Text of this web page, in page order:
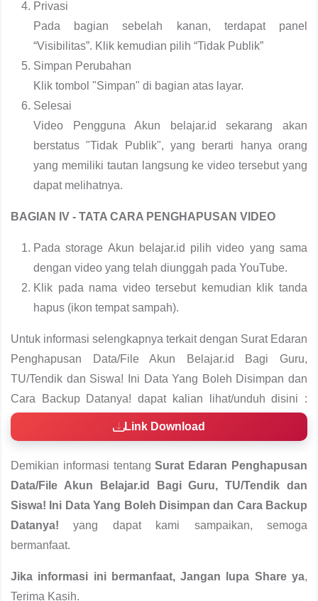
Privasi
Pada bagian sebelah kanan, terdapat panel
“Visibilitas”. Klik kemudian pilih “Tidak Publik”
Simpan Perubahan
Klik tombol "Simpan" di bagian atas layar.
Selesai
Video Pengguna Akun belajar.id sekarang akan
berstatus "Tidak Publik", yang berarti hanya orang
yang memiliki tautan langsung ke video tersebut yang
dapat melihatnya.
BAGIAN IV - TATA CARA PENGHAPUSAN VIDEO
Pada storage Akun belajar.id pilih video yang sama
dengan video yang telah diunggah pada YouTube.
Klik pada nama video tersebut kemudian klik tanda
hapus (ikon tempat sampah).
Untuk informasi selengkapnya terkait dengan Surat Edaran
Penghapusan Data/File Akun Belajar.id Bagi Guru,
TU/Tendik dan Siswa! Ini Data Yang Boleh Disimpan dan
Cara Backup Datanya! dapat kalian lihat/unduh disini :
Link Download
Demikian informasi tentangSurat Edaran Penghapusan
Data/File Akun Belajar.id Bagi Guru, TU/Tendik dan
Siswa! Ini Data Yang Boleh Disimpan dan Cara Backup
Datanya! yang dapat kami sampaikan, semoga
bermanfaat.
Jika informasi ini bermanfaat, Jangan lupa Share ya,
Terima Kasih.